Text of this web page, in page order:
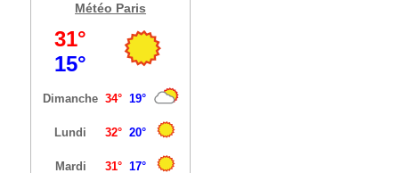
Météo Paris